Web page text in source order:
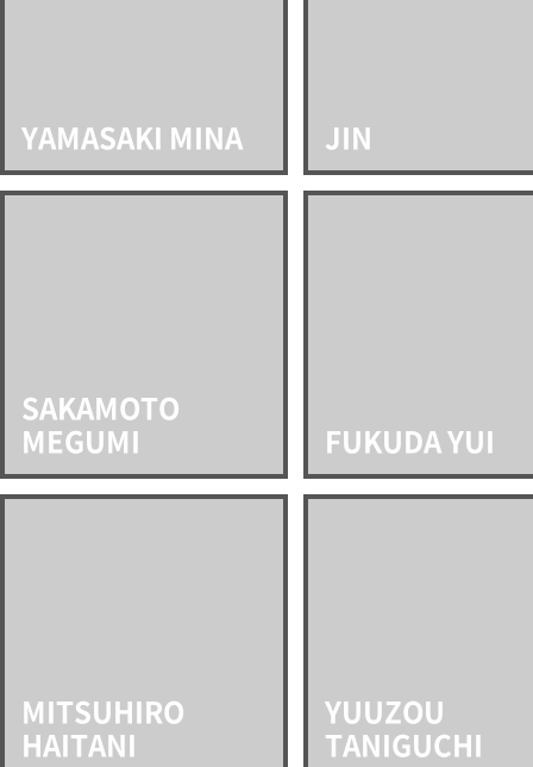
YAMASAKI MINA JIN
SAKAMOTO
MEGUMI FUKUDA YUI
MITSUHIRO
HAITANI
YUUZOU
TANIGUCHI